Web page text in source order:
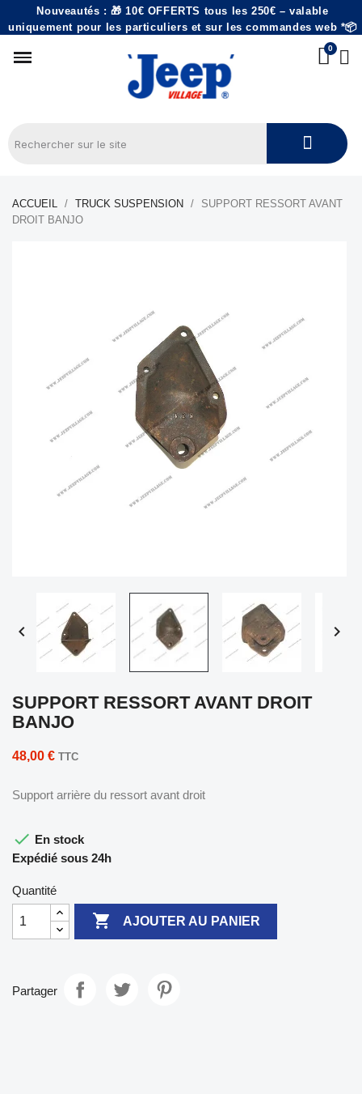
Nouveautés : 🎁 10€ OFFERTS tous les 250€ – valable
uniquement pour les particuliers et sur les commandes web *📦
ACCUEIL TRUCK SUSPENSION
SUPPORT RESSORT AVANT
DROIT BANJO
 
SUPPORT RESSORT AVANT DROIT
BANJO
48,00 € TTC
Support arrière du ressort avant droit
 En stock
Expédié sous 24h
Quantité
 AJOUTER AU PANIER
Partager